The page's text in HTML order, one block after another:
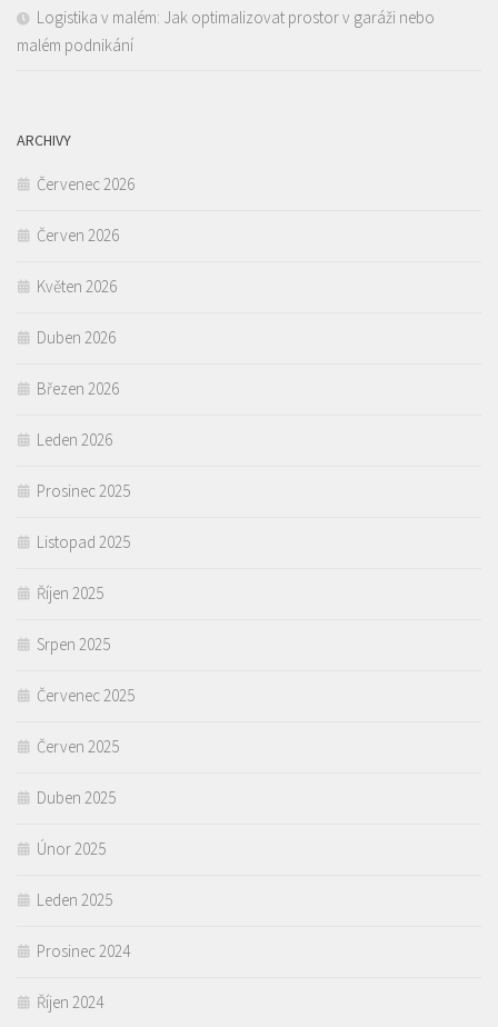
Logistika v malém: Jak optimalizovat prostor v garáži nebo
malém podnikání
ARCHIVY
Červenec 2026
Červen 2026
Květen 2026
Duben 2026
Březen 2026
Leden 2026
Prosinec 2025
Listopad 2025
Říjen 2025
Srpen 2025
Červenec 2025
Červen 2025
Duben 2025
Únor 2025
Leden 2025
Prosinec 2024
Říjen 2024